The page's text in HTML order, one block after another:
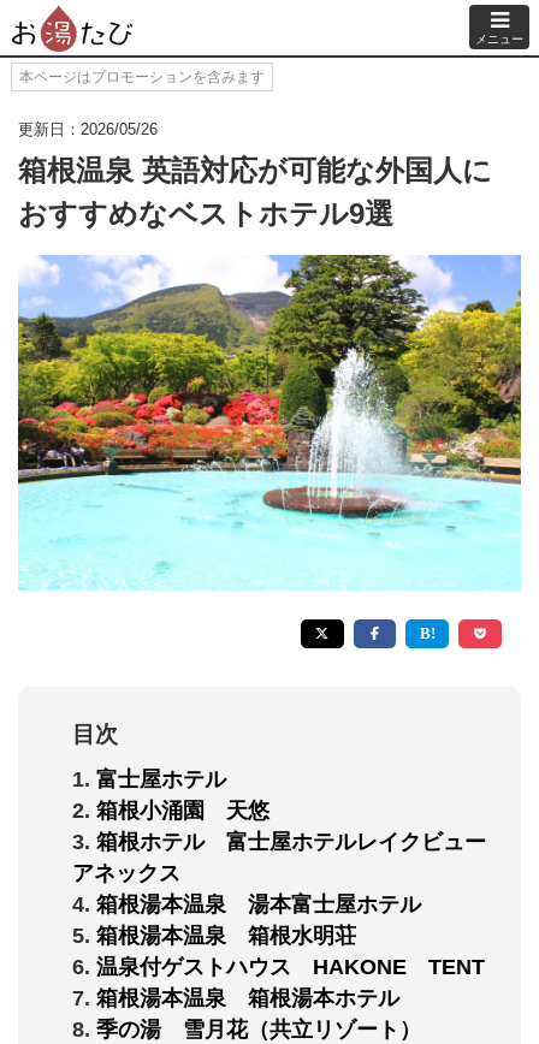
メニュー
本ページはプロモーションを含みます
更新日：2026/05/26
箱根温泉 英語対応が可能な外国人に
おすすめなベストホテル9選
目次
1 富士屋ホテル
2 箱根小涌園 天悠
3 箱根ホテル 富士屋ホテルレイクビュー
アネックス
4 箱根湯本温泉 湯本富士屋ホテル
5 箱根湯本温泉 箱根水明荘
6 温泉付ゲストハウス HAKONE TENT
7 箱根湯本温泉 箱根湯本ホテル
8 季の湯 雪月花（共立リゾート）